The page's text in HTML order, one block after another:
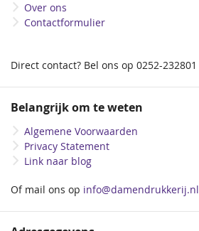
Over ons
Contactformulier
Direct contact? Bel ons op 0252-232801
Belangrijk om te weten
Algemene Voorwaarden
Privacy Statement
Link naar blog
Of mail ons op info@damendrukkerij.nl